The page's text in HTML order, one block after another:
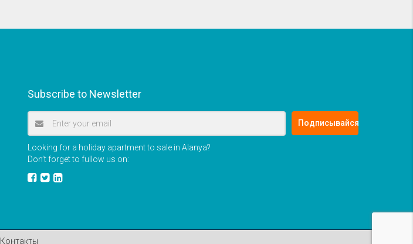
Subscribe to Newsletter
Подписывайся
Looking for a holiday apartment to sale in Alanya?
Don’t forget to fullow us on:
Контакты